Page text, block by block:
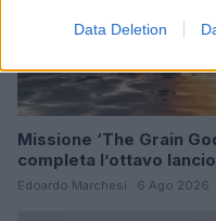
Data Deletion
Missione ‘The Grain
completa l’ottavo
Edoardo Marchesi · 6 Ago 2026